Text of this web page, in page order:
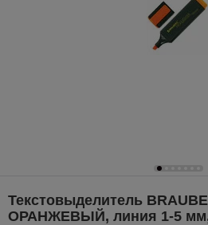
Текстовыделитель
ОРАНЖЕВЫЙ, линия 1-5 мм,